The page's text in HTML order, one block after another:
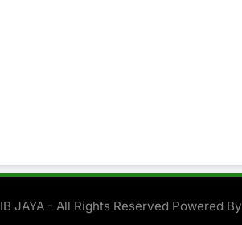
JAYA - All Rights Reserved Powered By